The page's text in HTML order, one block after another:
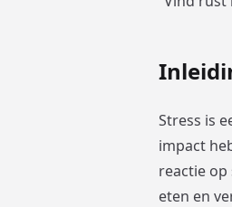
Stress is
impact
reactie
eten en